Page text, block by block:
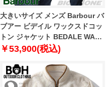
大きいサイズ メンズ Barbour バ
ブアー ビデイル ワックスドコッ
トン ジャケット BEDALE WAX
JACKET 直輸入品 mwx0018
￥53,900(税込)